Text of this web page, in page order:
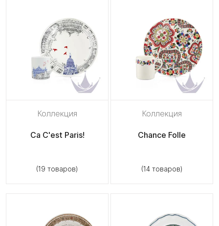
Коллекция
Ca C'est Paris!
(19 товаров)
Коллекция
Chance Folle
(14 товаров)